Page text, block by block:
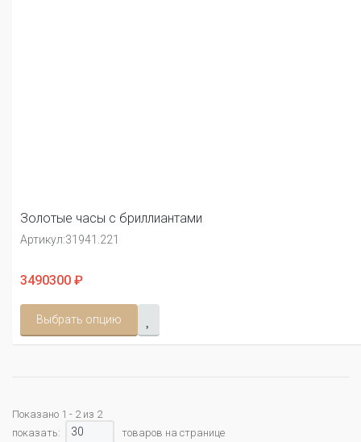
Золотые часы с бриллиантами
Артикул:31941.221
3490300 ₽
Выбрать опцию
Показано 1 - 2 из 2
показать:
30 товаров на странице